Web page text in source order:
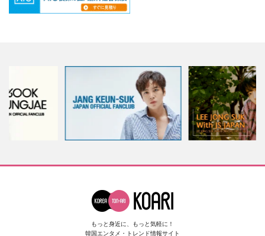
もっと身近に、もっと気軽に！
韓国エンタメ・トレンド情報サイト